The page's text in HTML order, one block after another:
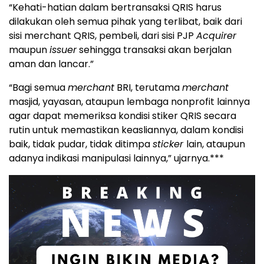
“Kehati-hatian dalam bertransaksi QRIS harus
dilakukan oleh semua pihak yang terlibat, baik dari
sisi merchant QRIS, pembeli, dari sisi PJP Acquirer
maupunissuersehingga transaksi akan berjalan
aman dan lancar.”
“Bagi semuamerchant BRI, terutamamerchant
masjid, yayasan, ataupun lembaga nonprofit lainnya
agar dapat memeriksa kondisi stiker QRIS secara
rutin untuk memastikan keasliannya, dalam kondisi
baik, tidak pudar, tidak ditimpasticker lain, ataupun
adanya indikasi manipulasi lainnya,” ujarnya.***